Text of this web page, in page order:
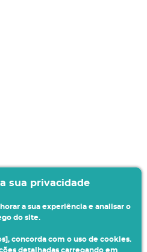
sua privacidade
a sua experiência e analisar o
do site.
concorda com o uso de cookies.
detalhadas carregando em